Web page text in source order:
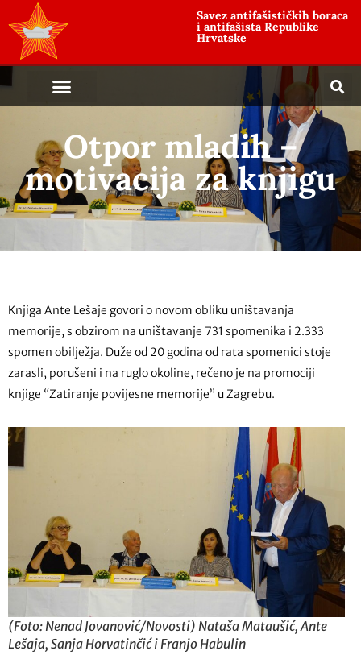
Savez antifašističkih boraca
i antifašista Republike
Hrvatske
Otpor mladih –
motivacija za knjigu
Knjiga Ante Lešaje govori o novom obliku uništavanja
memorije, s obzirom na uništavanje 731 spomenika i 2.333
spomen obilježja. Duže od 20 godina od rata spomenici stoje
zarasli, porušeni i na ruglo okoline, rečeno je na promociji
knjige “Zatiranje povijesne memorije” u Zagrebu.
(Foto: Nenad Jovanović/Novosti) Nataša Mataušić, Ante
Lešaja, Sanja Horvatinčić i Franjo Habulin